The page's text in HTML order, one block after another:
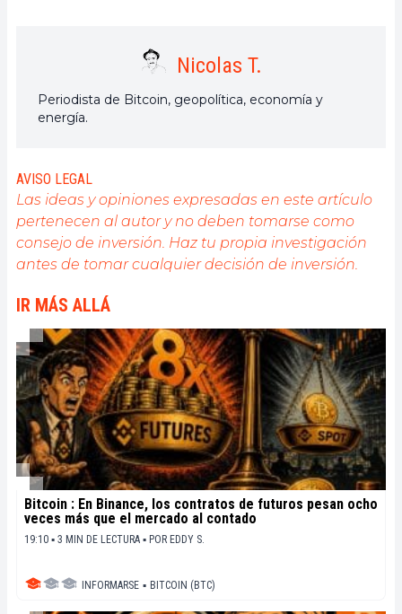
Nicolas T.
Periodista de Bitcoin, geopolítica, economía y
energía.
AVISO LEGAL
Las ideas y opiniones expresadas en este artículo
pertenecen al autor y no deben tomarse como
consejo de inversión. Haz tu propia investigación
antes de tomar cualquier decisión de inversión.
IR MÁS ALLÁ
Bitcoin : En Binance, los contratos de futuros pesan ocho
veces más que el mercado al contado
19:10 ▪ 3 MIN DE LECTURA ▪ POR EDDY S.
INFORMARSE ▪ BITCOIN (BTC)